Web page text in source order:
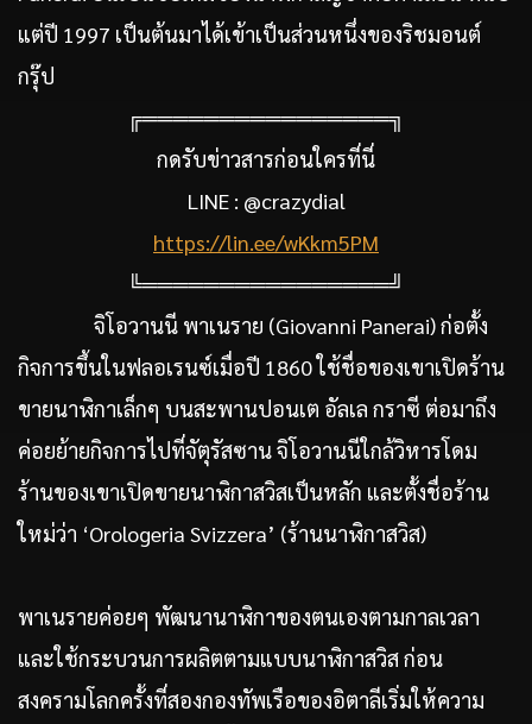
แต่ปี 1997 เป็นต้นมาได้เข้าเป็นส่วนหนึ่งของริชมอนต์
กรุ๊ป
╔════════════════╗
กดรับข่าวสารก่อนใครที่นี่
LINE : @crazydial
https://lin.ee/wKkm5PM
╚════════════════╝
จิโอวานนี พาเนราย (Giovanni Panerai) ก่อตั้ง
กิจการขึ้นในฟลอเรนซ์เมื่อปี 1860 ใช้ชื่อของเขาเปิดร้าน
ขายนาฬิกาเล็กๆ บนสะพานปอนเต อัลเล กราซี ต่อมาถึง
ค่อยย้ายกิจการไปที่จัตุรัสซาน จิโอวานนีใกล้วิหารโดม
ร้านของเขาเปิดขายนาฬิกาสวิสเป็นหลัก และตั้งชื่อร้าน
ใหม่ว่า ‘Orologeria Svizzera’ (ร้านนาฬิกาสวิส)
พาเนรายค่อยๆ พัฒนานาฬิกาของตนเองตามกาลเวลา
และใช้กระบวนการผลิตตามแบบนาฬิกาสวิส ก่อน
สงครามโลกครั้งที่สองกองทัพเรือของอิตาลีเริ่มให้ความ